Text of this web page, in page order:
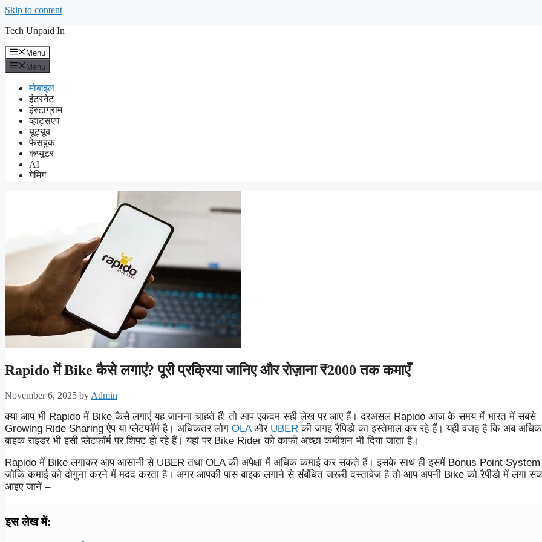
Skip to content
Tech Unpaid In
Menu
Menu
मोबाइल
इंटरनेट
इंस्टाग्राम
व्हाट्सएप
यूट्यूब
फेसबुक
कंप्यूटर
AI
गेमिंग
Rapido में Bike कैसे लगाएं? पूरी प्रक्रिया जानिए और रोज़ाना ₹2000 तक कमाएँ
November 6, 2025 byAdmin
क्या आप भी Rapido में Bike कैसे लगाएं यह जानना चाहते हैं! तो आप एकदम सही लेख पर आए हैं। दरअसल Rapido आज के समय में भारत में सबसे
Growing Ride Sharing ऐप या प्लेटफॉर्म है। अधिकतर लोग OLAऔर UBER की जगह रैपिडो का इस्तेमाल कर रहे हैं। यही वजह है कि अब
बाइक राइडर भी इसी प्लेटफॉर्म पर शिफ्ट हो रहे हैं। यहां पर Bike Rider को काफी अच्छा कमीशन भी दिया जाता है।
Rapido में Bike लगाकर आप आसानी से UBER तथा OLA की अपेक्षा में अधिक कमाई कर सकते हैं। इसके साथ ही इसमें Bonus Point System
जोकि कमाई को दोगुना करने में मदद करता है। अगर आपकी पास बाइक लगाने से संबंधित जरूरी दस्तावेज है तो आप अपनी Bike को रैपीडो में लगा
आइए जानें –
इस लेख में: